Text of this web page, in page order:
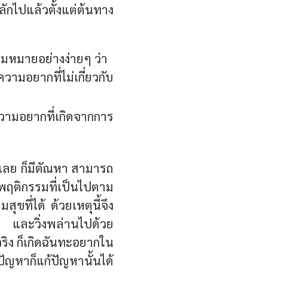
ไปแล้วตั้งแต่ต้นทาง
หมายอย่างง่ายๆ ว่า
มอยากที่ไม่เกี่ยวกับ
อยากที่เกิดจากการ
ลย ก็มีตัณหา สามารถ
ติกรรมที่เป็นไปตาม
สุขที่ได้ ด้วยเหตุนี้จึง
และวิ่งพล่านไปด้วย
ก็เกิดฉันทะอยากใน
ญหาก็แก้ปัญหานั้นได้